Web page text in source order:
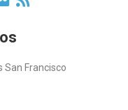
San Francisco